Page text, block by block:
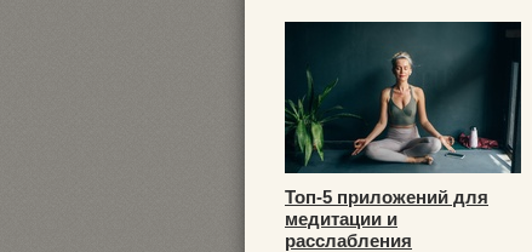
Топ-5 приложений для
медитации и
расслабления